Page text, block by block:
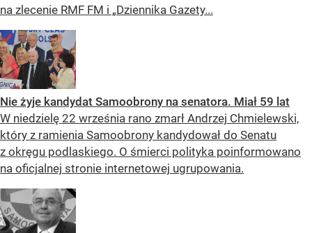
na zlecenie RMF FM i „Dziennika Gazety...
Nie żyje kandydat Samoobrony na senatora. Miał 59 lat
W niedzielę 22 września rano zmarł Andrzej Chmielewski,
który z ramienia Samoobrony kandydował do Senatu
z okręgu podlaskiego. O śmierci polityka poinformowano
na oficjalnej stronie internetowej ugrupowania.